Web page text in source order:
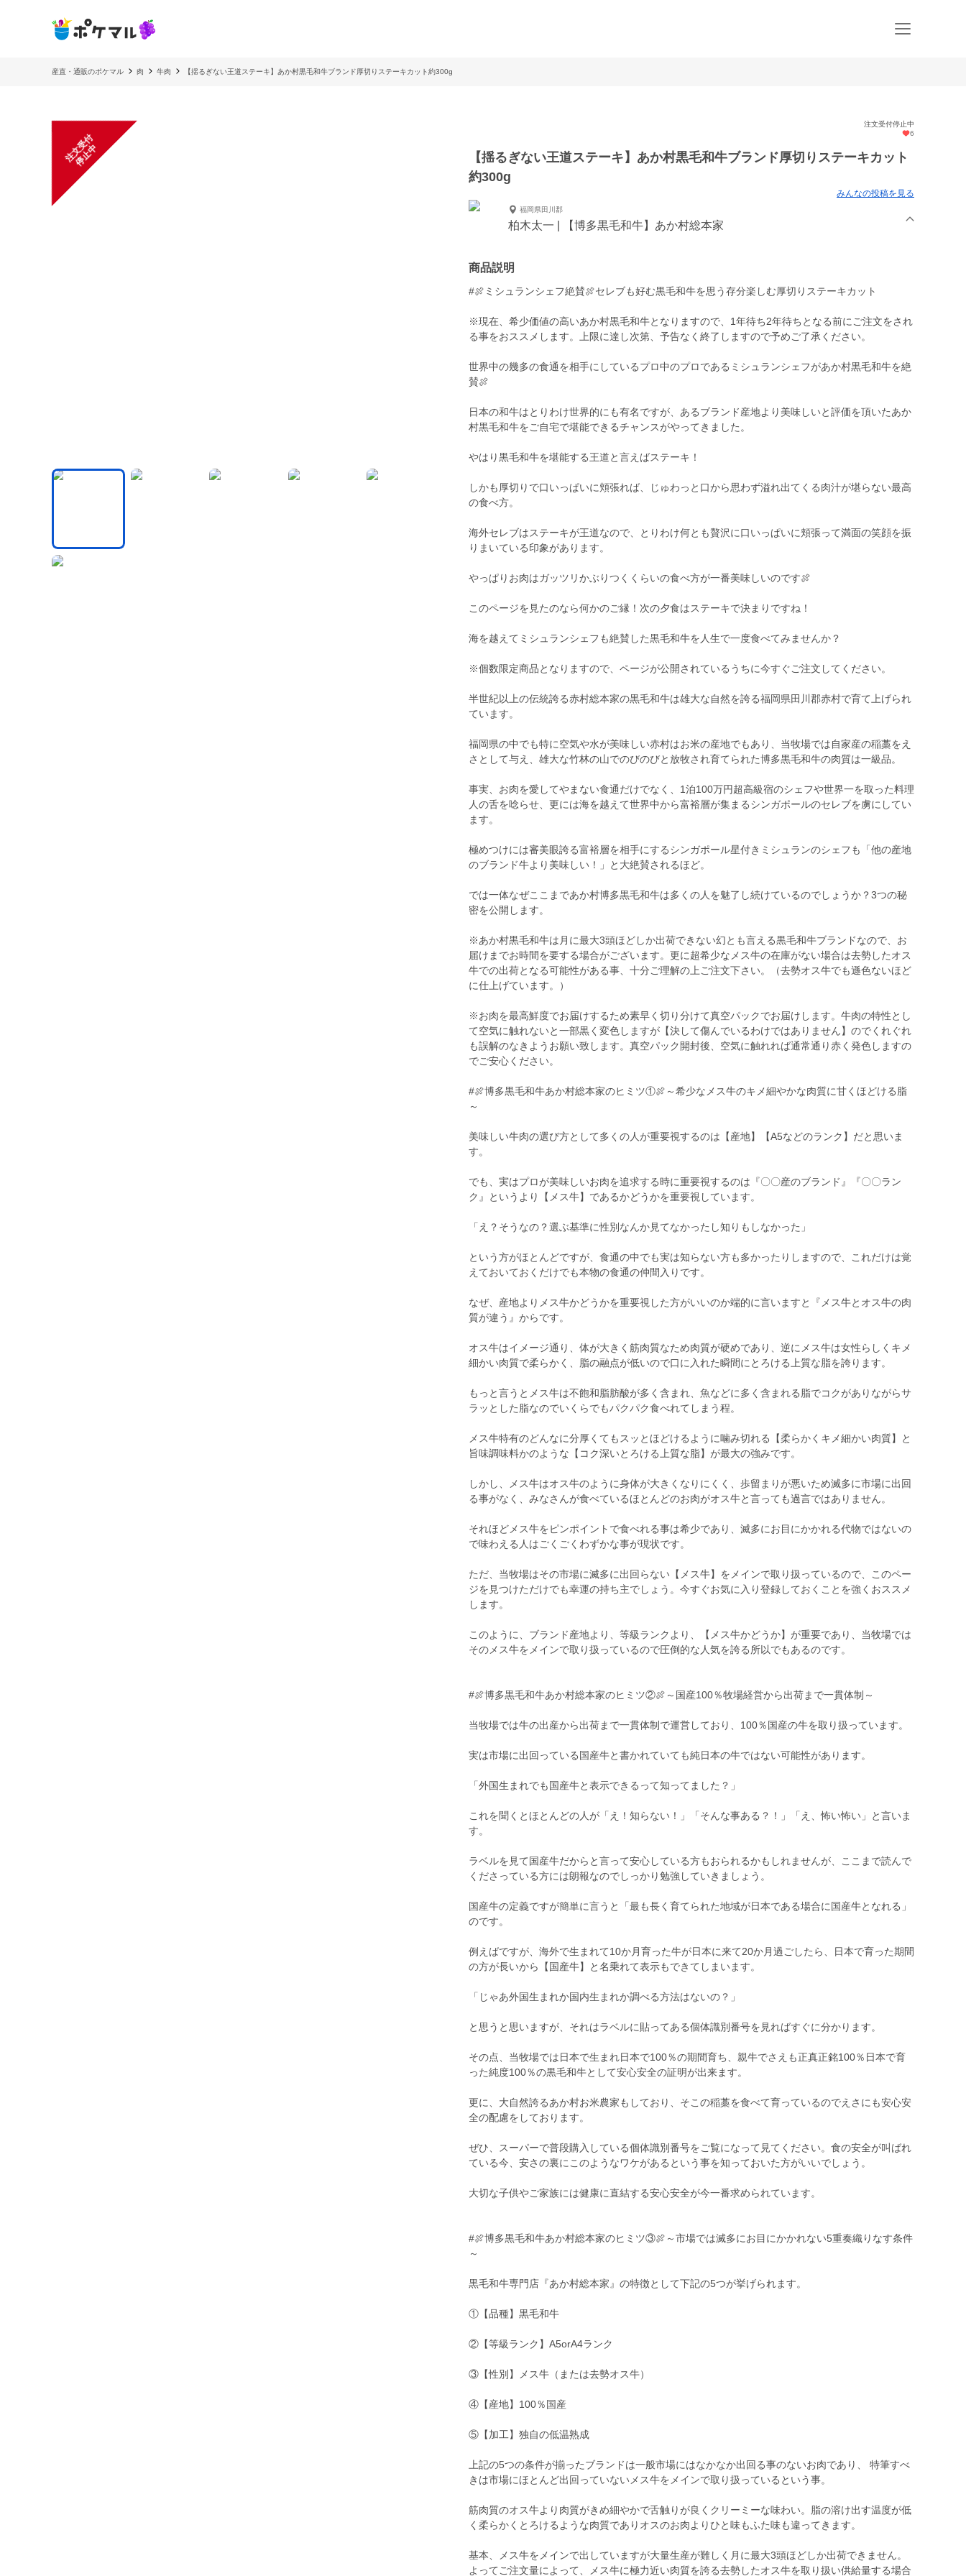
産直・通販のポケマル 肉 牛肉 【揺るぎない王道ステーキ】あか村黒毛和牛ブランド厚切りステーキカット約300g
注
文
受
付
停
止
中
注文受付停止中
6
【揺るぎない王道ステーキ】あか村黒毛和牛ブランド厚切りステーキカット
約300g
みんなの投稿を見る
福岡県田川郡
柏木太一 | 【博多黒毛和牛】あか村総本家
商品説明
#🍖ミシュランシェフ絶賛🍖セレブも好む黒毛和牛を思う存分楽しむ厚切りステーキカット
※現在、希少価値の高いあか村黒毛和牛となりますので、1年待ち2年待ちとなる前にご注文をされ
る事をおススメします。上限に達し次第、予告なく終了しますので予めご了承ください。
世界中の幾多の食通を相手にしているプロ中のプロであるミシュランシェフがあか村黒毛和牛を絶
賛🍖
日本の和牛はとりわけ世界的にも有名ですが、あるブランド産地より美味しいと評価を頂いたあか
村黒毛和牛をご自宅で堪能できるチャンスがやってきました。
やはり黒毛和牛を堪能する王道と言えばステーキ！
しかも厚切りで口いっぱいに頬張れば、じゅわっと口から思わず溢れ出てくる肉汁が堪らない最高
の食べ方。
海外セレブはステーキが王道なので、とりわけ何とも贅沢に口いっぱいに頬張って満面の笑顔を振
りまいている印象があります。
やっぱりお肉はガッツリかぶりつくくらいの食べ方が一番美味しいのです🍖
このページを見たのなら何かのご縁！次の夕食はステーキで決まりですね！
海を越えてミシュランシェフも絶賛した黒毛和牛を人生で一度食べてみませんか？
※個数限定商品となりますので、ページが公開されているうちに今すぐご注文してください。
半世紀以上の伝統誇る赤村総本家の黒毛和牛は雄大な自然を誇る福岡県田川郡赤村で育て上げられ
ています。
福岡県の中でも特に空気や水が美味しい赤村はお米の産地でもあり、当牧場では自家産の稲藁をえ
さとして与え、雄大な竹林の山でのびのびと放牧され育てられた博多黒毛和牛の肉質は一級品。
事実、お肉を愛してやまない食通だけでなく、1泊100万円超高級宿のシェフや世界一を取った料理
人の舌を唸らせ、更には海を越えて世界中から富裕層が集まるシンガポールのセレブを虜にしてい
ます。
極めつけには審美眼誇る富裕層を相手にするシンガポール星付きミシュランのシェフも「他の産地
のブランド牛より美味しい！」と大絶賛されるほど。
では一体なぜここまであか村博多黒毛和牛は多くの人を魅了し続けているのでしょうか？3つの秘
密を公開します。
※あか村黒毛和牛は月に最大3頭ほどしか出荷できない幻とも言える黒毛和牛ブランドなので、お
届けまでお時間を要する場合がございます。更に超希少なメス牛の在庫がない場合は去勢したオス
牛での出荷となる可能性がある事、十分ご理解の上ご注文下さい。（去勢オス牛でも遜色ないほど
に仕上げています。）
※お肉を最高鮮度でお届けするため素早く切り分けて真空パックでお届けします。牛肉の特性とし
て空気に触れないと一部黒く変色しますが【決して傷んでいるわけではありません】のでくれぐれ
も誤解のなきようお願い致します。真空パック開封後、空気に触れれば通常通り赤く発色しますの
でご安心ください。
#🍖博多黒毛和牛あか村総本家のヒミツ①🍖～希少なメス牛のキメ細やかな肉質に甘くほどける脂
～
美味しい牛肉の選び方として多くの人が重要視するのは【産地】【A5などのランク】だと思いま
す。
でも、実はプロが美味しいお肉を追求する時に重要視するのは『〇〇産のブランド』『〇〇ラン
ク』というより【メス牛】であるかどうかを重要視しています。
「え？そうなの？選ぶ基準に性別なんか見てなかったし知りもしなかった」
という方がほとんどですが、食通の中でも実は知らない方も多かったりしますので、これだけは覚
えておいておくだけでも本物の食通の仲間入りです。
なぜ、産地よりメス牛かどうかを重要視した方がいいのか端的に言いますと『メス牛とオス牛の肉
質が違う』からです。
オス牛はイメージ通り、体が大きく筋肉質なため肉質が硬めであり、逆にメス牛は女性らしくキメ
細かい肉質で柔らかく、脂の融点が低いので口に入れた瞬間にとろける上質な脂を誇ります。
もっと言うとメス牛は不飽和脂肪酸が多く含まれ、魚などに多く含まれる脂でコクがありながらサ
ラッとした脂なのでいくらでもパクパク食べれてしまう程。
メス牛特有のどんなに分厚くてもスッとほどけるように噛み切れる【柔らかくキメ細かい肉質】と
旨味調味料かのような【コク深いとろける上質な脂】が最大の強みです。
しかし、メス牛はオス牛のように身体が大きくなりにくく、歩留まりが悪いため滅多に市場に出回
る事がなく、みなさんが食べているほとんどのお肉がオス牛と言っても過言ではありません。
それほどメス牛をピンポイントで食べれる事は希少であり、滅多にお目にかかれる代物ではないの
で味わえる人はごくごくわずかな事が現状です。
ただ、当牧場はその市場に滅多に出回らない【メス牛】をメインで取り扱っているので、このペー
ジを見つけただけでも幸運の持ち主でしょう。今すぐお気に入り登録しておくことを強くおススメ
します。
このように、ブランド産地より、等級ランクより、【メス牛かどうか】が重要であり、当牧場では
そのメス牛をメインで取り扱っているので圧倒的な人気を誇る所以でもあるのです。
#🍖博多黒毛和牛あか村総本家のヒミツ②🍖～国産100％牧場経営から出荷まで一貫体制～
当牧場では牛の出産から出荷まで一貫体制で運営しており、100％国産の牛を取り扱っています。
実は市場に出回っている国産牛と書かれていても純日本の牛ではない可能性があります。
「外国生まれでも国産牛と表示できるって知ってました？」
これを聞くとほとんどの人が「え！知らない！」「そんな事ある？！」「え、怖い怖い」と言いま
す。
ラベルを見て国産牛だからと言って安心している方もおられるかもしれませんが、ここまで読んで
くださっている方には朗報なのでしっかり勉強していきましょう。
国産牛の定義ですが簡単に言うと「最も長く育てられた地域が日本である場合に国産牛となれる」
のです。
例えばですが、海外で生まれて10か月育った牛が日本に来て20か月過ごしたら、日本で育った期間
の方が長いから【国産牛】と名乗れて表示もできてしまいます。
「じゃあ外国生まれか国内生まれか調べる方法はないの？」
と思うと思いますが、それはラベルに貼ってある個体識別番号を見ればすぐに分かります。
その点、当牧場では日本で生まれ日本で100％の期間育ち、親牛でさえも正真正銘100％日本で育
った純度100％の黒毛和牛として安心安全の証明が出来ます。
更に、大自然誇るあか村お米農家もしており、そこの稲藁を食べて育っているのでえさにも安心安
全の配慮をしております。
ぜひ、スーパーで普段購入している個体識別番号をご覧になって見てください。食の安全が叫ばれ
ている今、安さの裏にこのようなワケがあるという事を知っておいた方がいいでしょう。
大切な子供やご家族には健康に直結する安心安全が今一番求められています。
#🍖博多黒毛和牛あか村総本家のヒミツ③🍖～市場では滅多にお目にかかれない5重奏織りなす条件
～
黒毛和牛専門店『あか村総本家』の特徴として下記の5つが挙げられます。
①【品種】黒毛和牛
②【等級ランク】A5orA4ランク
③【性別】メス牛（または去勢オス牛）
④【産地】100％国産
⑤【加工】独自の低温熟成
上記の5つの条件が揃ったブランドは一般市場にはなかなか出回る事のないお肉であり、 特筆すべ
きは市場にほとんど出回っていないメス牛をメインで取り扱っているという事。
筋肉質のオス牛より肉質がきめ細やかで舌触りが良くクリーミーな味わい。脂の溶け出す温度が低
く柔らかくとろけるような肉質でありオスのお肉よりひと味もふた味も違ってきます。
基本、メス牛をメインで出していますが大量生産が難しく月に最大3頭ほどしか出荷できません。
よってご注文量によって、メス牛に極力近い肉質を誇る去勢したオス牛を取り扱い供給量する場合